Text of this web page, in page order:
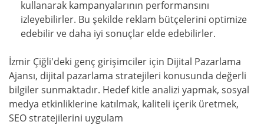
kullanarak kampanyalarının performansını
izleyebilirler. Bu şekilde reklam bütçelerini optimize
edebilir ve daha iyi sonuçlar elde edebilirler.
İzmir Çiğli'deki genç girişimciler için Dijital Pazarlama
Ajansı, dijital pazarlama stratejileri konusunda değerli
bilgiler sunmaktadır. Hedef kitle analizi yapmak, sosyal
medya etkinliklerine katılmak, kaliteli içerik üretmek,
SEO stratejilerini uygulam